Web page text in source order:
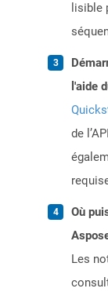
lisible
l'aide
de
Où
Les